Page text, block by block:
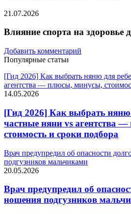
21.07.2026
Влияние спорта на здоровье
Добавить комментарий
Популярные статьи
[Гид 2026] Как выбрать няню для
агентства — плюсы, минусы,
14.05.2026
[Гид 2026] Как выбрать няню
частные няни vs агентства
стоимость и сроки подбора
Врач предупредил об опасности
подгузников мальчиками
20.05.2026
Врач предупредил об
ношения подгузников